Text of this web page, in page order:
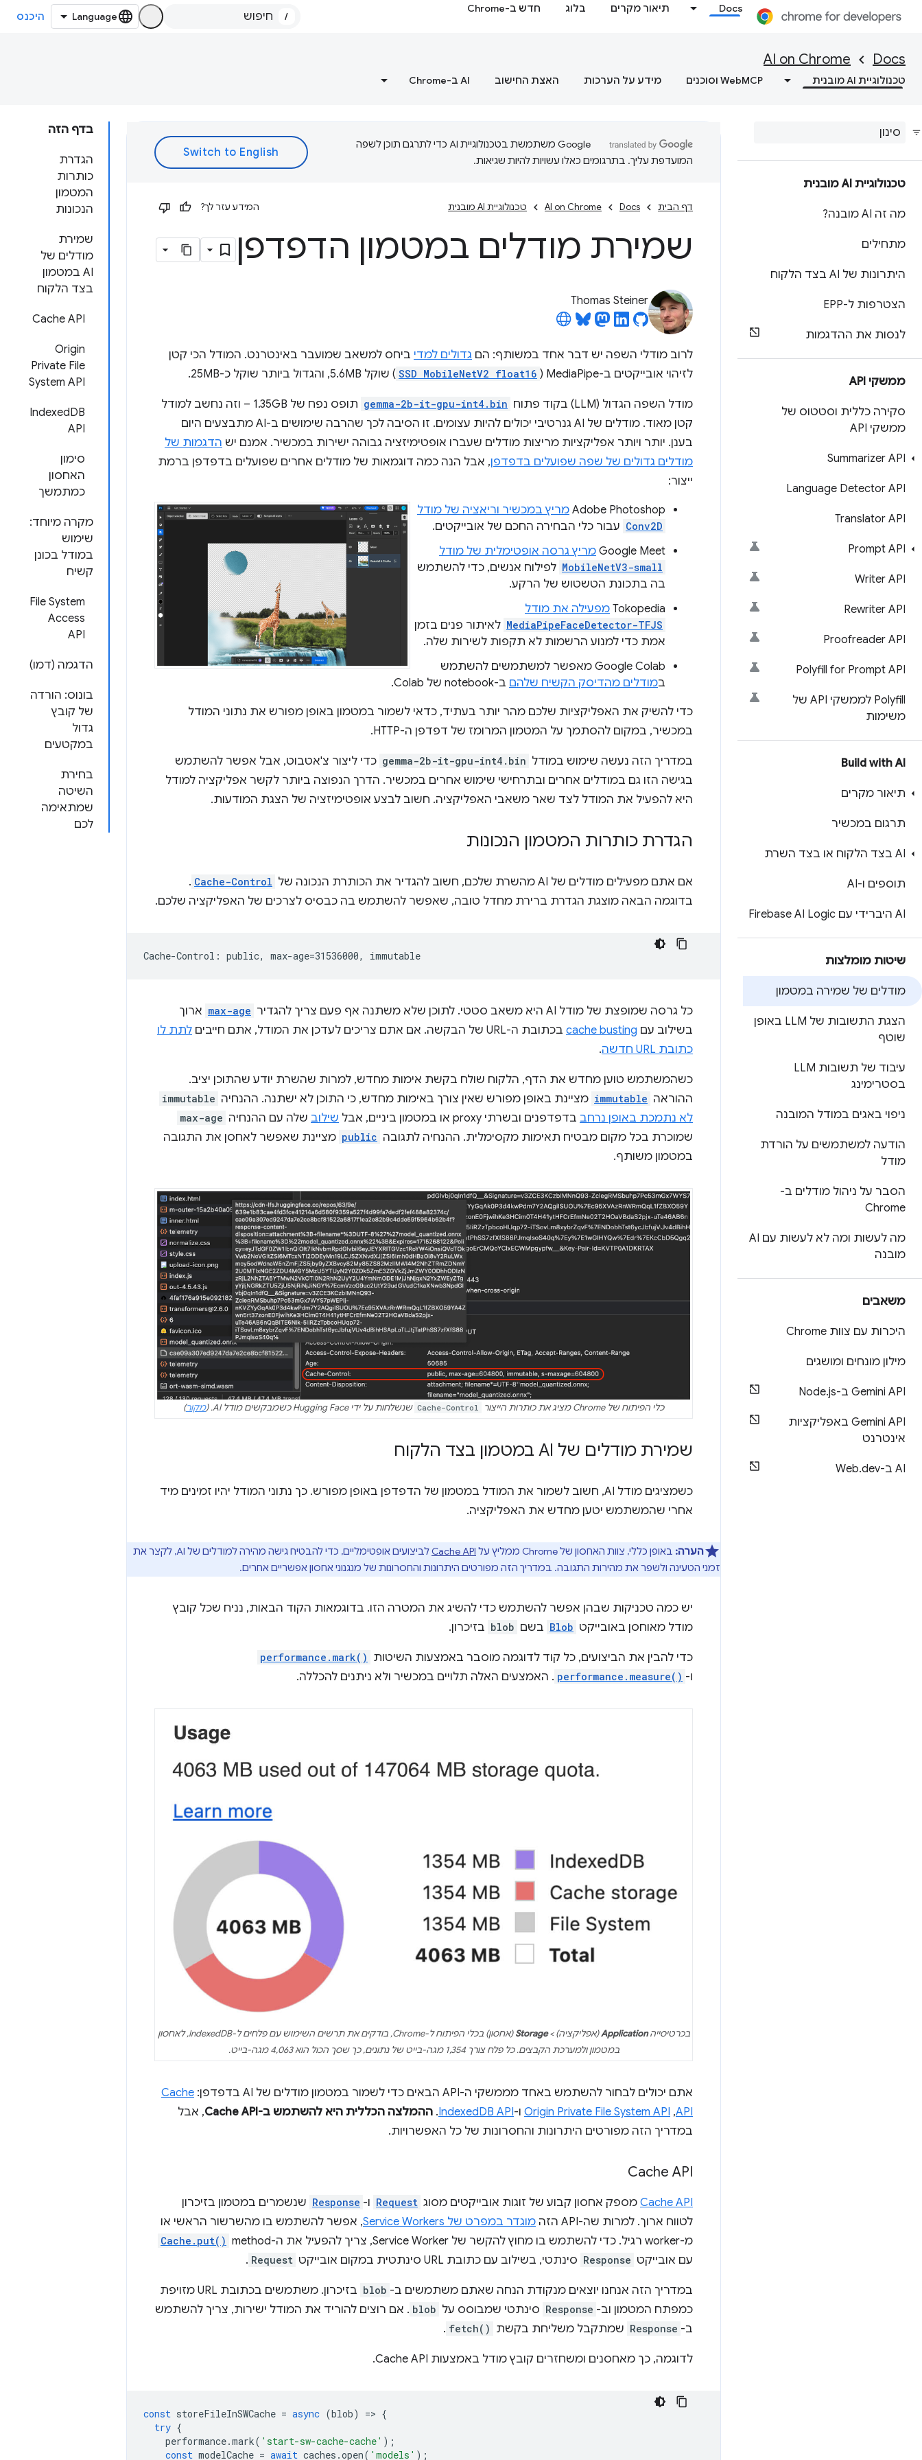
Docs תיאור מקרים בלוג חדש ב-Chrome
/ היכנס
Docs
AI on Chrome
טכנולוגיית AI מובנית WebMCP וסוכנים מידע על הערכות האצת החישוב ‫AI ב-Chrome
טכנולוגיית AI מובנית
מה זה AI מובנה?
מתחילים
היתרונות של AI בצד הלקוח
הצטרפות ל-EPP
לנסות את ההדגמות
ממשקי API
סקירה כללית וסטטוס של
ממשקי API
Summarizer API
Language Detector API
Translator API
Prompt API
Writer API
Rewriter API
Proofreader API
Polyfill for Prompt API
‫Polyfill לממשקי API של
משימות
Build with AI
תיאור מקרים
תרגום במכשיר
AI בצד הלקוח או בצד השרת
תוספים ו-AI
AI היברידי עם Firebase AI Logic
שיטות מומלצות
מודלים של שמירה במטמון
הצגת התשובות של LLM באופן
שוטף
עיבוד של תשובות LLM
בסטרימינג
ניפוי באגים במודל המובנה
הודעה למשתמשים על הורדת
מודל
הסבר על ניהול מודלים ב-
Chrome
מה לעשות ומה לא לעשות עם AI
מובנה
משאבים
היכרות עם צוות Chrome
מילון מונחים ומושגים
Gemini API ב-Node .js
Gemini API באפליקציות
אינטרנט
AI ב-Web .dev
בדף הזה
הגדרת
כותרות
המטמון
הנכונות
שמירת
מודלים של
AI במטמון
בצד הלקוח
Cache API
Origin
Private File
System API
IndexedDB
API
סימון
האחסון
כמתמשך
מקרה מיוחד:
שימוש
במודל בכונן
קשיח
File System
Access
API
הדגמה (דמו)
בונוס: הורדה
של קובץ
גדול
במקטעים
בחירת
השיטה
שמתאימה
לכם
‫Google משתמשת בטכנולוגיית AI כדי לתרגם תוכן לשפה
המועדפת עליך. בתרגומים כאלו עשויות להיות שגיאות.
דף הבית Docs
AI on Chrome טכנולוגיית AI מובנית המידע עזר לך?
שמירת מודלים במטמון הדפדפן
Thomas Steiner
לרוב מודלי השפה יש דבר אחד במשותף: הם גדולים למדי ביחס למשאב שמועבר באינטרנט. המודל הכי קטן
לזיהוי אובייקטים ב-MediaPipe‏ (
SSD MobileNetV2 float16 ) שוקל 5.6MB, והגדול ביותר שוקל כ-25MB.
מודל השפה הגדול (LLM) בקוד פתוח gemma-2b-it-gpu-int4.bin
תופס נפח של 1.35GB – וזה נחשב למודל
קטן מאוד. מודלים של AI גנרטיבי יכולים להיות עצומים. זו הסיבה לכך שהרבה שימושים ב-AI מתבצעים היום
בענן. יותר ויותר אפליקציות מריצות מודלים שעברו אופטימיזציה גבוהה ישירות במכשיר. אמנם יש הדגמות של
מודלים גדולים של שפה שפועלים בדפדפן, אבל הנה כמה דוגמאות של מודלים אחרים שפועלים בדפדפן ברמת
ייצור:
‫Adobe Photoshop מריץ במכשיר וריאציה של מודל
Conv2D עבור כלי הבחירה החכם של אובייקטים.
‫Google Meet מריץ גרסה אופטימלית של מודל
MobileNetV3-small לפילוח אנשים, כדי להשתמש
בה בתכונת הטשטוש של הרקע.
‫Tokopedia מפעילה את מודל
MediaPipeFaceDetector-TFJS לאיתור פנים בזמן
אמת כדי למנוע הרשמות לא תקפות לשירות שלה.
‫Google Colab מאפשר למשתמשים להשתמש
במודלים מהדיסק הקשיח שלהם ב-notebook של Colab.
כדי להשיק את האפליקציות שלכם מהר יותר בעתיד, כדאי לשמור במטמון באופן מפורש את נתוני המודל
במכשיר, במקום להסתמך על המטמון המרומז של דפדפן ה-HTTP.
במדריך הזה נעשה שימוש במודל gemma-2b-it-gpu-int4.bin כדי ליצור צ'אטבוט, אבל אפשר להשתמש
בגישה הזו גם במודלים אחרים ובתרחישי שימוש אחרים במכשיר. הדרך הנפוצה ביותר לקשר אפליקציה למודל
היא להפעיל את המודל לצד שאר משאבי האפליקציה. חשוב לבצע אופטימיזציה של הצגת המודעות.
הגדרת כותרות המטמון הנכונות
אם אתם מפעילים מודלים של AI מהשרת שלכם, חשוב להגדיר את הכותרת הנכונה של Cache-Control
.
בדוגמה הבאה מוצגת הגדרת ברירת מחדל טובה, שאפשר להשתמש בה כבסיס לצרכים של האפליקציה שלכם.
כל גרסה שמופצת של מודל AI היא משאב סטטי. לתוכן שלא משתנה אף פעם צריך להגדיר max-age ארוך
בשילוב עם cache busting בכתובת ה-URL של הבקשה. אם אתם צריכים לעדכן את המודל, אתם חייבים
לתת לו
כתובת URL חדשה
.
כשהמשתמש טוען מחדש את הדף, הלקוח שולח בקשת אימות מחדש, למרות שהשרת יודע שהתוכן יציב.
ההוראה immutable מציינת באופן מפורש שאין צורך באימות מחדש, כי התוכן לא ישתנה. ההנחיה immutable
לא נתמכת באופן נרחב בדפדפנים ובשרתי proxy או במטמון ביניים, אבל שילוב שלה עם ההנחיה max-age
שמוכרת בכל מקום מבטיח תאימות מקסימלית. ההנחיה לתגובה public מציינת שאפשר לאחסן את התגובה
במטמון משותף.
כלי הפיתוח של Chrome מציג את כותרות הייצור Cache-Control שנשלחות על ידי Hugging Face כשמבקשים מודל AI. ( מקור)
שמירת מודלים של AI במטמון בצד הלקוח
כשמציגים מודל AI, חשוב לשמור את המודל במטמון של הדפדפן באופן מפורש. כך נתוני המודל יהיו זמינים מיד
אחרי שהמשתמש יטען מחדש את האפליקציה.
הערה: באופן כללי, צוות האחסון של Chrome ממליץ על Cache API
לביצועים אופטימליים, כדי להבטיח גישה מהירה למודלים של AI, לקצר את
זמני הטעינה ולשפר את מהירות התגובה. במדריך הזה מפורטים היתרונות והחסרונות של מנגנוני אחסון אפשריים אחרים.
יש כמה טכניקות שבהן אפשר להשתמש כדי להשיג את המטרה הזו. בדוגמאות הקוד הבאות, נניח שכל קובץ
מודל מאוחסן באובייקט Blob בשם blob בזיכרון.
כדי להבין את הביצועים, כל קוד לדוגמה מוסבר באמצעות השיטות performance.mark()
ו- performance.measure() . האמצעים האלה תלויים במכשיר ולא ניתנים להכללה.
בכרטיסייהApplication(אפליקציה) >Storage
(אחסון) בכלי הפיתוח ל-Chrome, בודקים את תרשים השימוש עם פלחים ל-IndexedDB, לאחסון
במטמון ולמערכת הקבצים. כל פלח צורך 1,354 מגה-בייט של נתונים, כך שסך הכול הוא 4,063 מגה-בייט.
אתם יכולים לבחור להשתמש באחד מממשקי ה-API הבאים כדי לשמור במטמון מודלים של AI בדפדפן:
Cache
API
,‏
Origin Private File System API ו-IndexedDB API
. ההמלצה הכללית היא להשתמש ב-Cache API
, אבל
במדריך הזה מפורטים היתרונות והחסרונות של כל האפשרויות.
Cache API
Cache API מספק אחסון קבוע של זוגות אובייקטים מסוג Request ו- Response שנשמרים במטמון בזיכרון
לטווח ארוך. למרות שה-API הזה
מוגדר במפרט של Service Workers
, אפשר להשתמש בו מהשרשור הראשי או
מ-worker רגיל. כדי להשתמש בו מחוץ להקשר של Service Worker, צריך להפעיל את ה-method‏
Cache.put()
עם אובייקט Response סינתטי, בשילוב עם כתובת URL סינתטית במקום אובייקט Request
.
במדריך הזה אנחנו יוצאים מנקודת הנחה שאתם משתמשים ב- blob
בזיכרון. משתמשים בכתובת URL מזויפת
כמפתח המטמון וב- Response סינתטי שמבוסס על blob . אם רוצים להוריד את המודל ישירות, צריך להשתמש
ב- Response שמתקבל משליחת בקשת fetch()
.
לדוגמה, כך מאחסנים ומשחזרים קובץ מודל באמצעות Cache API.
const storeFileInSWCache = async (blob) => {
try {
performance.mark( 'start-sw-cache-cache' );
const modelCache = await caches .open( 'models' );